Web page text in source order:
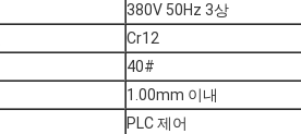
380V 50Hz 3상
Cr12
40#
1.00mm 이내
PLC 제어